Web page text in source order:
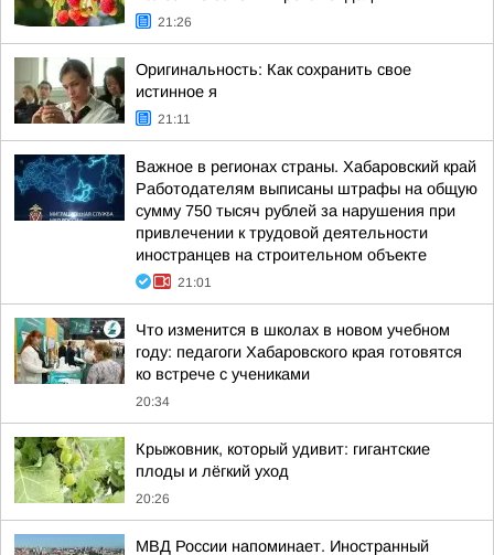
21:26
Оригинальность: Как сохранить свое
истинное я
21:11
Важное в регионах страны. Хабаровский край
Работодателям выписаны штрафы на общую
сумму 750 тысяч рублей за нарушения при
привлечении к трудовой деятельности
иностранцев на строительном объекте
21:01
Что изменится в школах в новом учебном
году: педагоги Хабаровского края готовятся
ко встрече с учениками
20:34
Крыжовник, который удивит: гигантские
плоды и лёгкий уход
20:26
МВД России напоминает. Иностранный